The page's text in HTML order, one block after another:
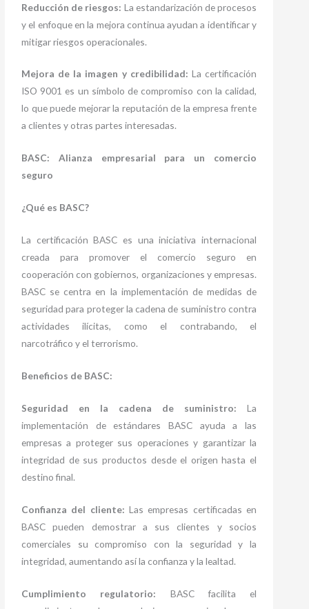
Reducción de riesgos: La estandarización de procesos
y el enfoque en la mejora continua ayudan a identificar y
mitigar riesgos operacionales.
Mejora de la imagen y credibilidad: La certificación
ISO 9001 es un símbolo de compromiso con la calidad,
lo que puede mejorar la reputación de la empresa frente
a clientes y otras partes interesadas.
BASC: Alianza empresarial para un comercio
seguro
¿Qué es BASC?
La certificación BASC es una iniciativa internacional
creada para promover el comercio seguro en
cooperación con gobiernos, organizaciones y empresas.
BASC se centra en la implementación de medidas de
seguridad para proteger la cadena de suministro contra
actividades ilícitas, como el contrabando, el
narcotráfico y el terrorismo.
Beneficios de BASC:
Seguridad en la cadena de suministro: La
implementación de estándares BASC ayuda a las
empresas a proteger sus operaciones y garantizar la
integridad de sus productos desde el origen hasta el
destino final.
Confianza del cliente: Las empresas certificadas en
BASC pueden demostrar a sus clientes y socios
comerciales su compromiso con la seguridad y la
integridad, aumentando así la confianza y la lealtad.
Cumplimiento regulatorio: BASC facilita el